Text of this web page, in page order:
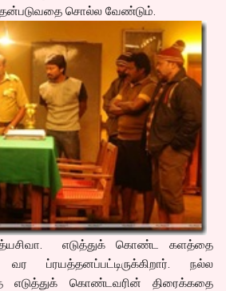
சொல்ல வேண்டும்.
எடுத்துக் கொண்ட களத்தை
ப்ரயத்தனப்பட்டிருக்கிறார். நல்ல
எடுத்துக் கொண்டவரின் திரைக்கதை